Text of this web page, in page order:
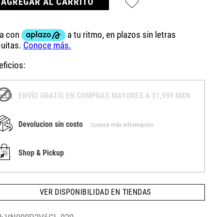
ENVÍO GRATIS EN COMPRAS MAYORES A $1,999 MXN
Devolucion sin costo Conoce más informacion
Shop & Pickup
VER DISPONIBILIDAD EN TIENDAS